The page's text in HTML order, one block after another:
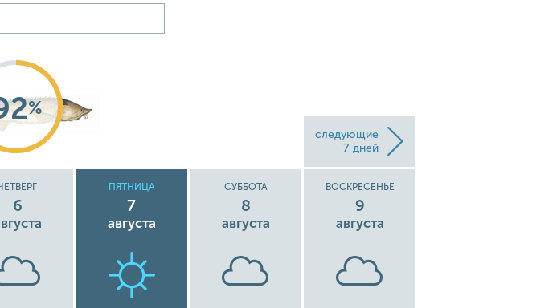
%
следующие
7 дней
6
ПЯТНИЦА
7
августа
СУББОТА
8
августа
ВОСКРЕСЕНЬЕ
9
августа